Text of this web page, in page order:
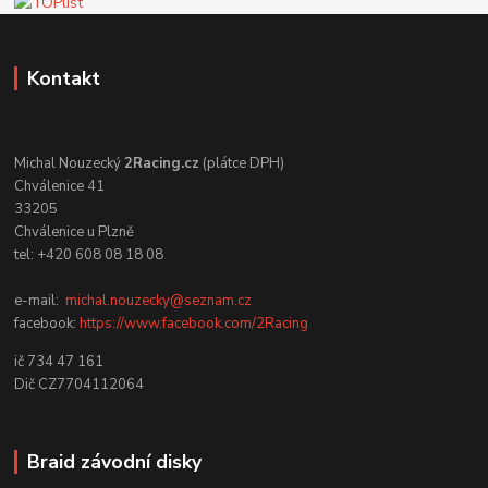
Kontakt
Michal Nouzecký2Racing.cz (plátce DPH)
Chválenice 41
33205
Chválenice u Plzně
tel: +420 608 08 18 08
e-mail:michal.nouzecky@seznam.cz
facebook:https://www.facebook.com/2Racing
ič 734 47 161
Dič CZ7704112064
Braid závodní disky